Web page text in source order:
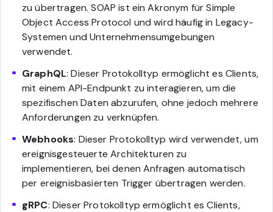
zu übertragen. SOAP ist ein Akronym für Simple
Object Access Protocol und wird häufig in Legacy-
Systemen und Unternehmensumgebungen
verwendet.
GraphQL: Dieser Protokolltyp ermöglicht es Clients,
mit einem API-Endpunkt zu interagieren, um die
spezifischen Daten abzurufen, ohne jedoch mehrere
Anforderungen zu verknüpfen.
Webhooks: Dieser Protokolltyp wird verwendet, um
ereignisgesteuerte Architekturen zu
implementieren, bei denen Anfragen automatisch
per ereignisbasierten Trigger übertragen werden.
gRPC: Dieser Protokolltyp ermöglicht es Clients,